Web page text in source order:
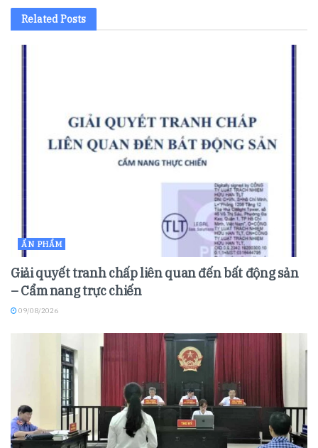
RelatedPosts
ẤN PHẨM
Giải quyết tranh chấp liên quan đến bất động sản
– Cẩm nang trực chiến
09/08/2026